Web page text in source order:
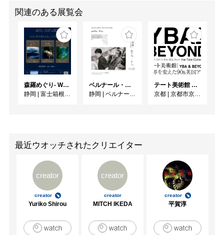
関連のある展覧会
森羅めぐり- Wandering in Shinra -
静岡 | 富士箱根カントリークラブ
ベルナール・ビュフェと写真 ーカメラがとらえたビュフェとその時代、そして21 世紀へ
静岡 | ベルナール・ビュフェ美術館
テート美術館 ― YBA & BEYOND 世界を変えた90s英国アート
京都 | 京都市京セラ美術館
最近ウオッチされたクリエイター
creator
creator
Yuriko Shirou
creator
creator
MITCH IKEDA
creator
平賀淳